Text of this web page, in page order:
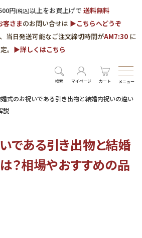
円(税込)以上をお買上げで 送料無料
客さまのお問い合せは ▶︎こちらへどうぞ
当日発送可能なご注文締切時間がAM7:30 に
。 ▶︎詳しくはこちら
検索 マイページ カート メニュー
式のお祝いである引き出物と結婚内祝いの違い
説
である引き出物と結婚
？相場やおすすめの品